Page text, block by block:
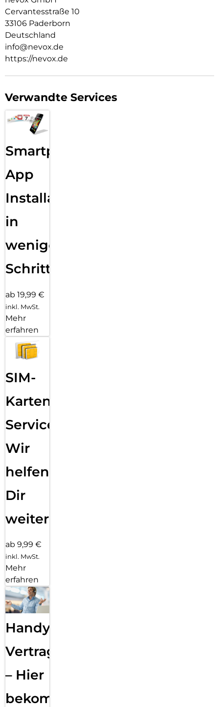
Cervantesstraße 10
33106 Paderborn
Deutschland
info@nevox.de
https://nevox.de
Verwandte Services
Smartphone
App
Installation
in
wenigen
Schritten
ab 19,99 €
inkl. MwSt.
Mehr
erfahren
SIM-
Karten
Service:
Wir
helfen
Dir
weiter
ab 9,99 €
inkl. MwSt.
Mehr
erfahren
Handy
Vertragsabwicklung
– Hier
bekommst